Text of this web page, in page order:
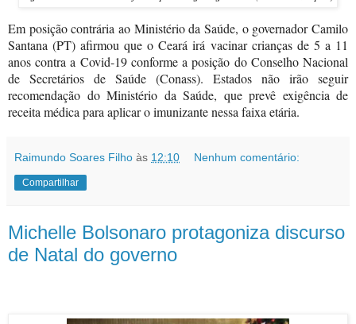
Em posição contrária ao Ministério da Saúde, o governador Camilo
Santana (PT) afirmou que o Ceará irá vacinar crianças de 5 a 11
anos contra a Covid-19 conforme a posição do Conselho Nacional
de Secretários de Saúde (Conass). Estados não irão seguir
recomendação do Ministério da Saúde, que prevê exigência de
receita médica para aplicar o imunizante nessa faixa etária.
Raimundo Soares Filho às 12:10 Nenhum comentário:
Compartilhar
Michelle Bolsonaro protagoniza discurso
de Natal do governo